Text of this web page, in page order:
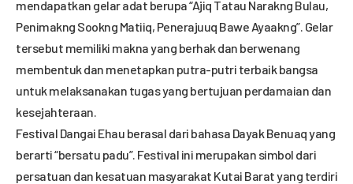
mendapatkan gelar adat berupa “Ajiq Tatau Narakng Bulau,
Penimakng Sookng Matiiq, Penerajuuq Bawe Ayaakng”. Gelar
tersebut memiliki makna yang berhak dan berwenang
membentuk dan menetapkan putra-putri terbaik bangsa
untuk melaksanakan tugas yang bertujuan perdamaian dan
kesejahteraan.
Festival Dangai Ehau berasal dari bahasa Dayak Benuaq yang
berarti “bersatu padu”. Festival ini merupakan simbol dari
persatuan dan kesatuan masyarakat Kutai Barat yang terdiri